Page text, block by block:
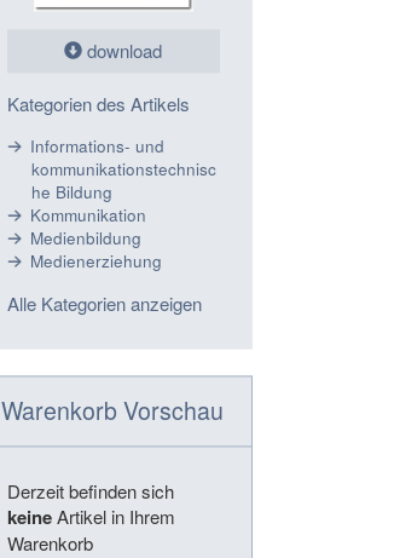
download
Kategorien des Artikels
Informations- und
kommunikationstechnisc
he Bildung
Kommunikation
Medienbildung
Medienerziehung
Alle Kategorien anzeigen
Warenkorb Vorschau
Derzeit befinden sich
keineArtikel in Ihrem
Warenkorb